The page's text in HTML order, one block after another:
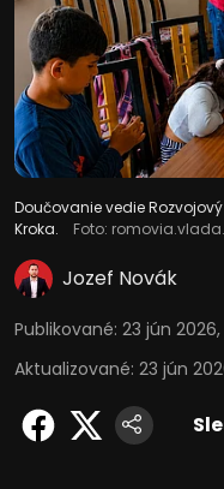
Doučovanie vedie
Kroka.
Foto:
Jozef Novák
Publikované: 23 jún 2026,
Aktualizované: 23 jún